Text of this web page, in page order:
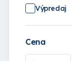
Výpredaj
Cena